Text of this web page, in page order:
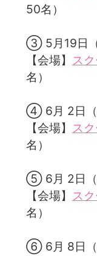
50名）
③ 5月19日
【会場】 ス
名）
④ 6月 2日（
【会場】 ス
名）
⑤ 6月 2日（
【会場】 ス
名）
⑥ 6月 8日（